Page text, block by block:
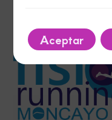
Aceptar